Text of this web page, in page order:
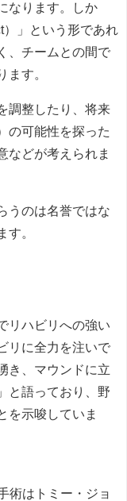
なります。しか
」という形であれ
、チームとの間で
ます。
調整したり、将来
の可能性を探った
などが考えられま
うのは名誉ではな
す。
リハビリへの強い
リに全力を注いで
き、マウンドに立
と語っており、野
を示唆していま
術はトミー・ジョ